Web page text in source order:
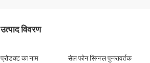
लांस-कनाडा
उत्पाद विवरण
प्रोडक्ट का नाम सेल फोन सिग्नल पुनरावर्तक